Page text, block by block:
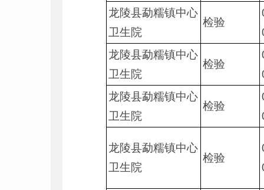
龙陵县勐糯镇中心
卫生院
检验
龙陵县勐糯镇中心
卫生院
检验
龙陵县勐糯镇中心
卫生院
检验
龙陵县勐糯镇中心
卫生院
检验